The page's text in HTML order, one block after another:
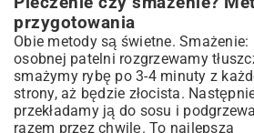
przygotowania
Obie metody są świetne. Smażenie:
osobnej patelni rozgrzewamy
smażymy rybę po 3-4 minuty z
strony, aż będzie złocista.
przekładamy ją do sosu i
razem przez chwilę. To najlepsza